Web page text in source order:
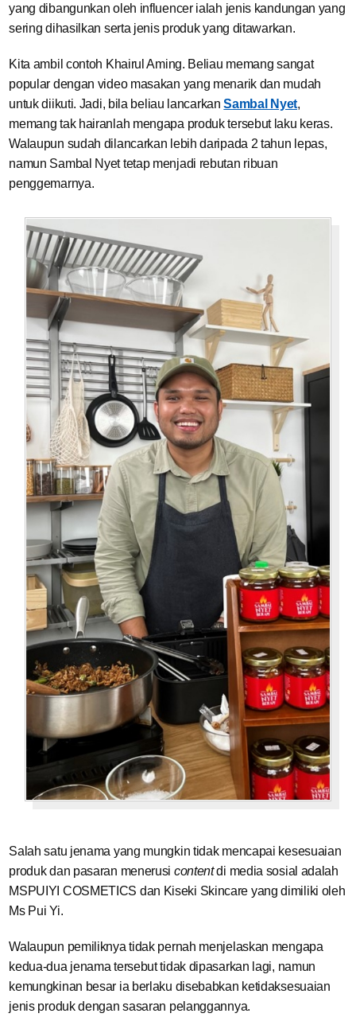
yang dibangunkan oleh influencer ialah jenis kandungan yang
sering dihasilkan serta jenis produk yang ditawarkan.
Kita ambil contoh Khairul Aming. Beliau memang sangat
popular dengan video masakan yang menarik dan mudah
untuk diikuti. Jadi, bila beliau lancarkanSambal Nyet,
memang tak hairanlah mengapa produk tersebut laku keras.
Walaupun sudah dilancarkan lebih daripada 2 tahun lepas,
namun Sambal Nyet tetap menjadi rebutan ribuan
penggemarnya.
Salah satu jenama yang mungkin tidak mencapai kesesuaian
produk dan pasaran menerusi contentdi media sosial adalah
MSPUIYI COSMETICS dan Kiseki Skincare yang dimiliki oleh
Ms Pui Yi.
Walaupun pemiliknya tidak pernah menjelaskan mengapa
kedua-dua jenama tersebut tidak dipasarkan lagi, namun
kemungkinan besar ia berlaku disebabkan ketidaksesuaian
jenis produk dengan sasaran pelanggannya.